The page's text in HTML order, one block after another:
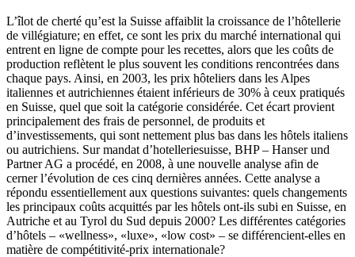
L’îlot de cherté qu’est la Suisse affaiblit la croissance de l’hôtellerie
de villégiature; en effet, ce sont les prix du marché international qui
entrent en ligne de compte pour les recettes, alors que les coûts de
production reflètent le plus souvent les conditions rencontrées dans
chaque pays. Ainsi, en 2003, les prix hôteliers dans les Alpes
italiennes et autrichiennes étaient inférieurs de 30% à ceux pratiqués
en Suisse, quel que soit la catégorie considérée. Cet écart provient
principalement des frais de personnel, de produits et
d’investissements, qui sont nettement plus bas dans les hôtels italiens
ou autrichiens. Sur mandat d’hotelleriesuisse, BHP – Hanser und
Partner AG a procédé, en 2008, à une nouvelle analyse afin de
cerner l’évolution de ces cinq dernières années. Cette analyse a
répondu essentiellement aux questions suivantes: quels changements
les principaux coûts acquittés par les hôtels ont-ils subi en Suisse, en
Autriche et au Tyrol du Sud depuis 2000? Les différentes catégories
d’hôtels – «wellness», «luxe», «low cost» – se différencient-elles en
matière de compétitivité-prix internationale?